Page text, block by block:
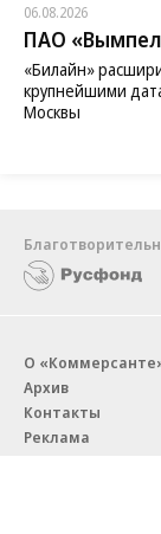
06.08.2026
ПАО
«Билайн»
крупнейшими
Москвы
О
Архив
Контакты
Реклама